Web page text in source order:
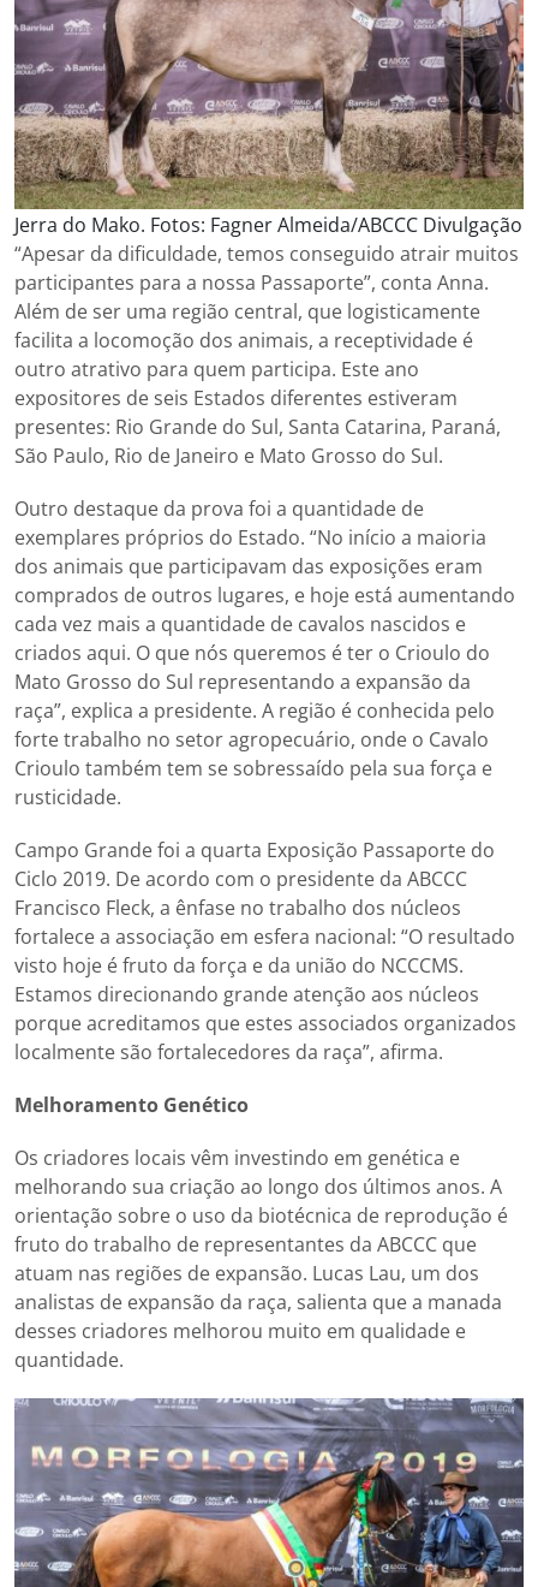
Jerra do Mako. Fotos: Fagner Almeida/ABCCC Divulgação
“Apesar da dificuldade, temos conseguido atrair muitos
participantes para a nossa Passaporte”, conta Anna.
Além de ser uma região central, que logisticamente
facilita a locomoção dos animais, a receptividade é
outro atrativo para quem participa. Este ano
expositores de seis Estados diferentes estiveram
presentes: Rio Grande do Sul, Santa Catarina, Paraná,
São Paulo, Rio de Janeiro e Mato Grosso do Sul.
Outro destaque da prova foi a quantidade de
exemplares próprios do Estado. “No início a maioria
dos animais que participavam das exposições eram
comprados de outros lugares, e hoje está aumentando
cada vez mais a quantidade de cavalos nascidos e
criados aqui. O que nós queremos é ter o Crioulo do
Mato Grosso do Sul representando a expansão da
raça”, explica a presidente. A região é conhecida pelo
forte trabalho no setor agropecuário, onde o Cavalo
Crioulo também tem se sobressaído pela sua força e
rusticidade.
Campo Grande foi a quarta Exposição Passaporte do
Ciclo 2019. De acordo com o presidente da ABCCC
Francisco Fleck, a ênfase no trabalho dos núcleos
fortalece a associação em esfera nacional: “O resultado
visto hoje é fruto da força e da união do NCCCMS.
Estamos direcionando grande atenção aos núcleos
porque acreditamos que estes associados organizados
localmente são fortalecedores da raça”, afirma.
Melhoramento Genético
Os criadores locais vêm investindo em genética e
melhorando sua criação ao longo dos últimos anos. A
orientação sobre o uso da biotécnica de reprodução é
fruto do trabalho de representantes da ABCCC que
atuam nas regiões de expansão. Lucas Lau, um dos
analistas de expansão da raça, salienta que a manada
desses criadores melhorou muito em qualidade e
quantidade.